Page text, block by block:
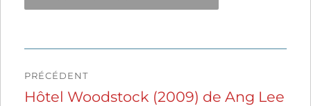
de
PRÉCÉDENT
Publication
Hôtel Woodstock (2009) de Ang Lee